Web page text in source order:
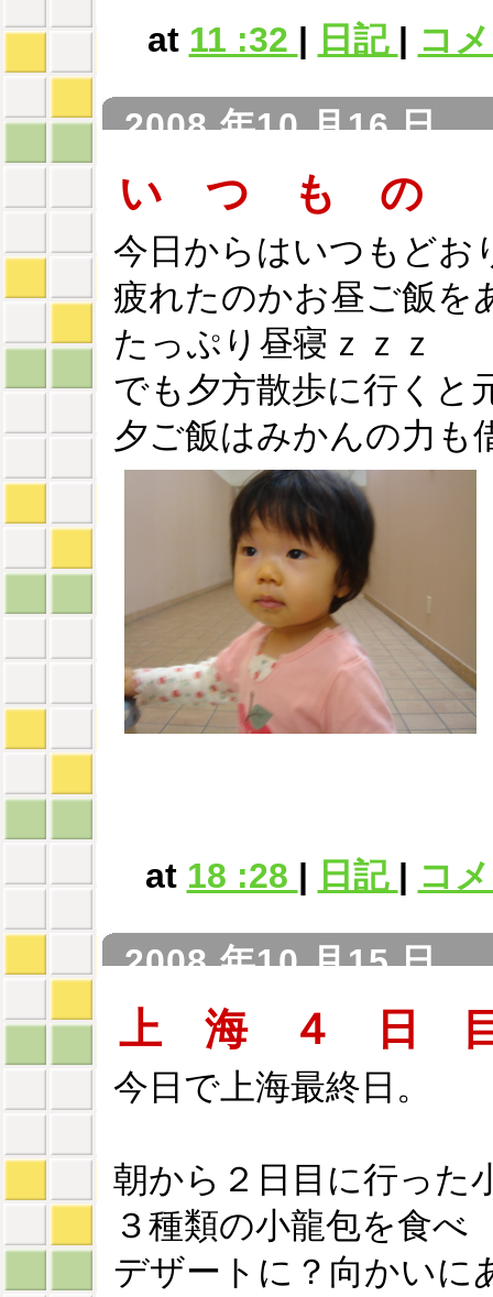
at 11 :32 | 日記 | コ
2008 年10 月16 日
い つ も の
今日からはいつもどお
疲れたのかお昼ご飯を
たっぷり昼寝ｚｚｚ
でも夕方散歩に行くと
夕ご飯はみかんの力
at 18 :28 | 日記 | コ
2008 年10 月15 日
上 海 ４ 日
今日で上海最終日。
朝から２日目に行った
３種類の小龍包を食べ
デザートに？向かいに